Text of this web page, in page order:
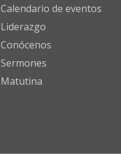
Calendario de eventos
Liderazgo
Conócenos
Sermones
Matutina